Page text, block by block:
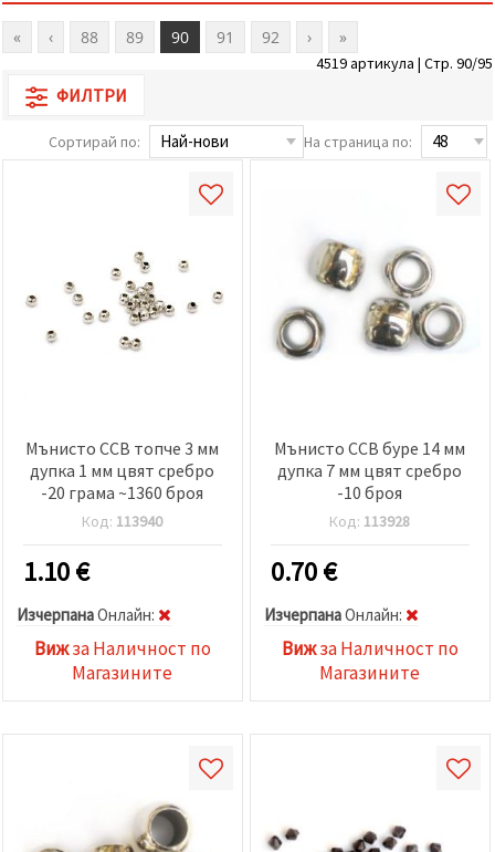
« ‹ 88 89 90 91 92 › »
4519 артикула | Стр. 90/95
ФИЛТРИ
Сортирай по: На страница по:
Мънисто CCB топче 3 мм
дупка 1 мм цвят сребро
-20 грама ~1360 броя
Код: 113940
1.10€
ИзчерпанаOнлайн:
Вижза Наличност по
Магазините
Мънисто CCB буре 14 мм
дупка 7 мм цвят сребро
-10 броя
Код: 113928
0.70€
ИзчерпанаOнлайн:
Вижза Наличност по
Магазините